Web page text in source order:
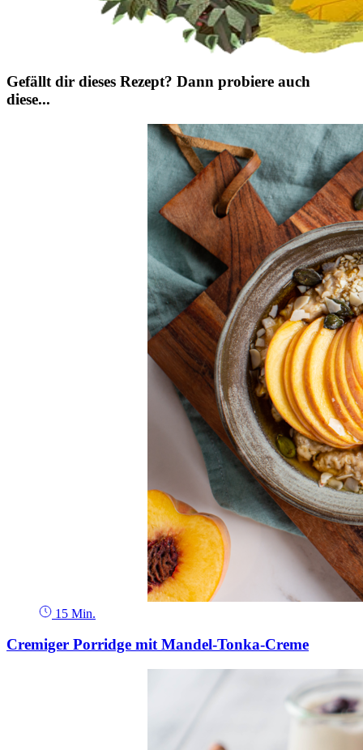
Gefällt dir dieses Rezept? Dann probiere auch
diese...
15 Min.
Cremiger Porridge mit Mandel-Tonka-Creme